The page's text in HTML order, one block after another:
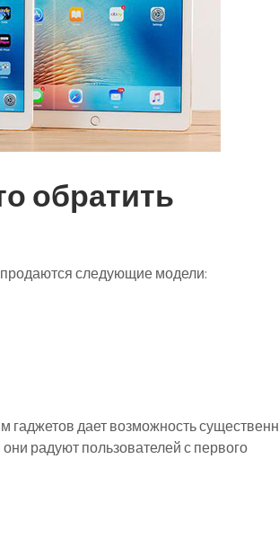
обратить
следующие модели:
гаджетов дает возможность
радуют пользователей с первого